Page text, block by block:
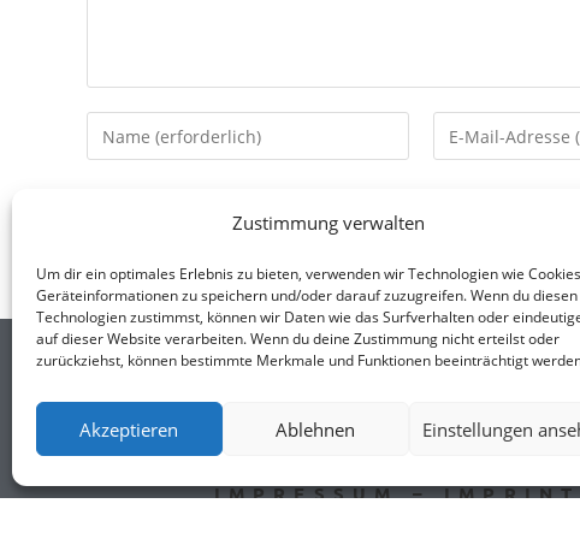
Zustimmung verwalten
Um dir ein optimales Erlebnis zu bieten, verwenden wir Technologien wie
Geräteinformationen zu speichern und/oder darauf zuzugreifen. Wenn du diesen
Technologien zustimmst, können wir Daten wie das Surfverhalten oder
auf dieser Website verarbeiten. Wenn du deine Zustimmung nicht erteilst oder
zurückziehst, können bestimmte Merkmale und Funktionen beeinträchtigt
Akzeptieren Ablehnen Einstellungen
ANNA STEINERT
IMPRESSUM – IMPRINT